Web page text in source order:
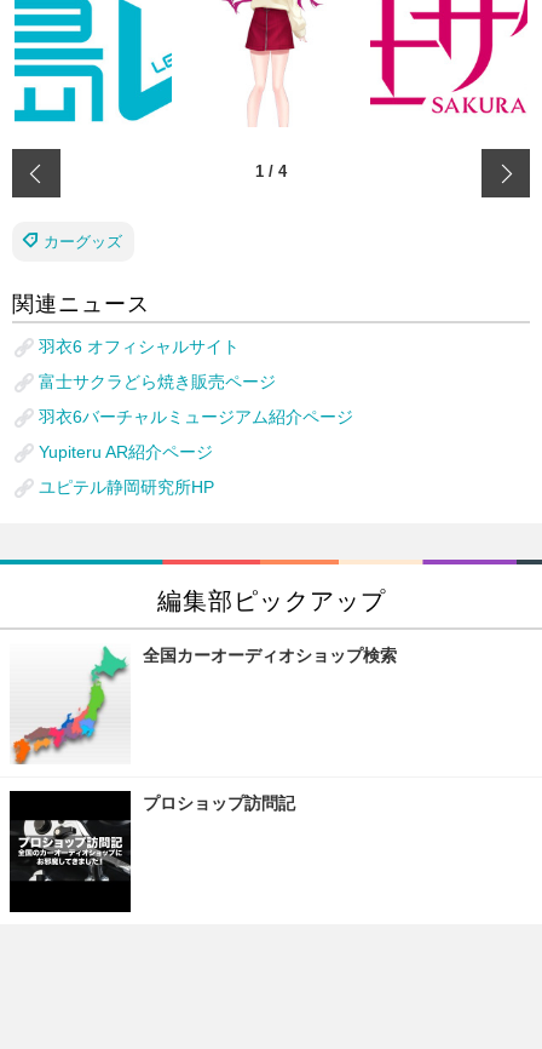
1 / 4
カーグッズ
関連ニュース
羽衣6 オフィシャルサイト
富士サクラどら焼き販売ページ
羽衣6バーチャルミュージアム紹介ページ
Yupiteru AR紹介ページ
ユピテル静岡研究所HP
編集部ピックアップ
全国カーオーディオショップ検索
プロショップ訪問記